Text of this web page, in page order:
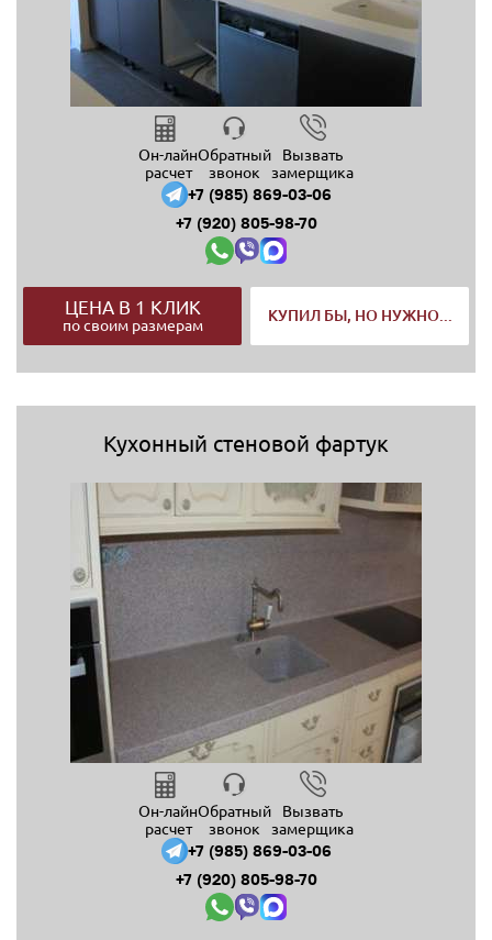
Он-лайн
расчет
Обратный
звонок
Вызвать
замерщика
+7 (985) 869-03-06
+7 (920) 805-98-70
ЦЕНА В 1 КЛИК
по своим размерам
КУПИЛ БЫ, НО НУЖНО...
Кухонный стеновой фартук
Он-лайн
расчет
Обратный
звонок
Вызвать
замерщика
+7 (985) 869-03-06
+7 (920) 805-98-70